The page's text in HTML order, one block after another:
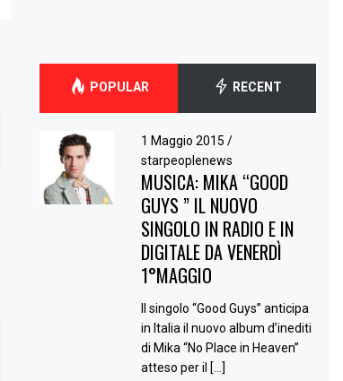
POPULAR RECENT
1 Maggio 2015 /
starpeoplenews
MUSICA: MIKA “GOOD
GUYS ” IL NUOVO
SINGOLO IN RADIO E IN
DIGITALE DA VENERDÌ
1°MAGGIO
Il singolo “Good Guys” anticipa
in Italia il nuovo album d’inediti
di Mika “No Place in Heaven”
atteso per il […]